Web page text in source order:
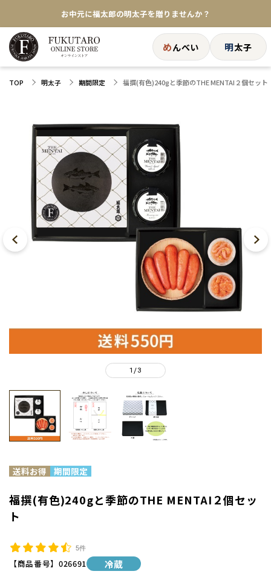
お中元に福太郎の明太子を贈りませんか？
★めんべい25周年記念商品が登場★
【色々な味を試したい方へ】ポストイン！めんべい
めんべい 明太子
TOP 明太子 期間限定 福撰(有色)240gと季節のTHE MENTAI２個セット
1 /3
福撰(有色)240gと季節のTHE MENTAI２個セッ
ト
5件
【商品番号】 026691 冷蔵